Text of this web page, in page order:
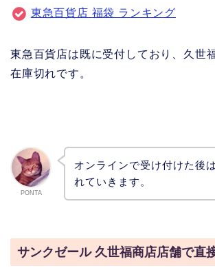
東急百貨店 福袋 ランキング
東急百貨店は既に受付しており、久世
在庫切れです。
PONTA
オンラインで受け付けた後
れていきます。
サンクゼール 久世福商店店舗で直